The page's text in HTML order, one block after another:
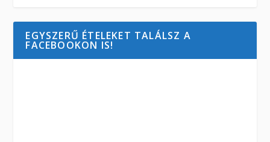
EGYSZERŰ ÉTELEKET TALÁLSZ A
FACEBOOKON IS!